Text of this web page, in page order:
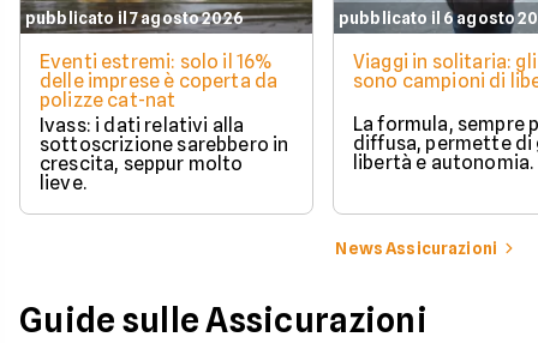
pubblicato il 7 agosto 2026
Eventi estremi: solo il 16%
delle imprese è coperta da
polizze cat-nat
Ivass: i dati relativi alla
sottoscrizione sarebbero in
crescita, seppur molto
lieve.
pubblicato il 6 agosto
Viaggi in solitaria:
sono campioni di
La formula, sempre
diffusa, permette di
libertà e autonomia.
News Assicurazioni
Guide sulle Assicurazioni